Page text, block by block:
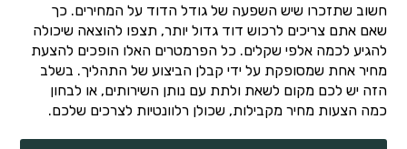
חשוב שתזכרו שיש השפעה של גודל הדוד על המחירים. כך
שאם אתם צריכים לרכוש דוד גדול יותר, תצפו להוצאה שיכולה
להגיע לכמה אלפי שקלים. כל הפרמטרים האלו הופכים להצעת
מחיר אחת שמסופקת על ידי קבלן הביצוע של התהליך. בשלב
הזה יש לכם מקום לשאת ולתת עם נותן השירותים, או לבחון
כמה הצעות מחיר מקבילות, שכולן רלוונטיות לצרכים שלכם.